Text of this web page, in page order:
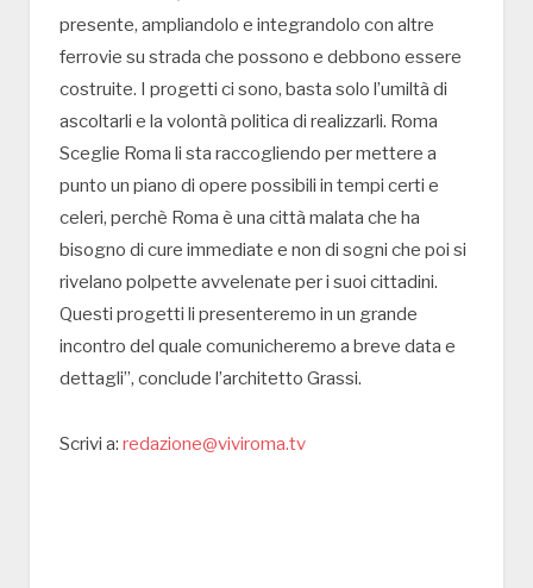
presente, ampliandolo e integrandolo con altre
ferrovie su strada che possono e debbono essere
costruite. I progetti ci sono, basta solo l’umiltà di
ascoltarli e la volontà politica di realizzarli. Roma
Sceglie Roma li sta raccogliendo per mettere a
punto un piano di opere possibili in tempi certi e
celeri, perchè Roma è una città malata che ha
bisogno di cure immediate e non di sogni che poi si
rivelano polpette avvelenate per i suoi cittadini.
Questi progetti li presenteremo in un grande
incontro del quale comunicheremo a breve data e
dettagli”, conclude l’architetto Grassi.
Scrivi a: redazione@viviroma.tv